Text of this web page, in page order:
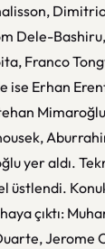
Dele-
Franco
ise Erhan
yer aldı.
üstlendi.
çıktı:
Jerome